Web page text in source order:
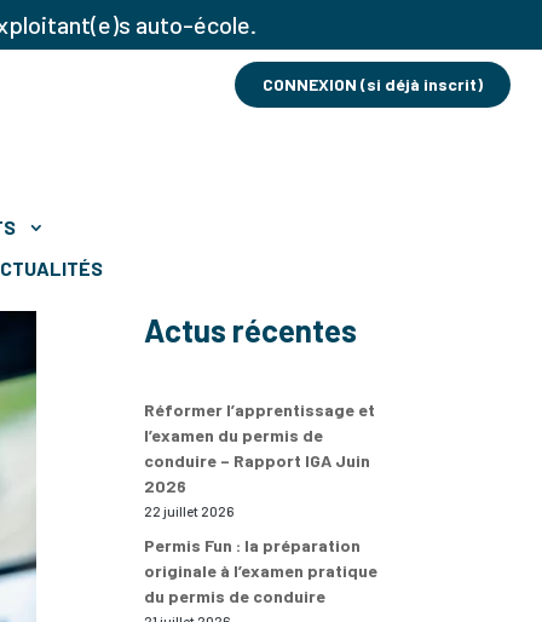
auto-école.
CONNEXION (si déjà inscrit)
Actus récentes
Réformer l’apprentissage et
l’examen du permis de
conduire – Rapport IGA Juin
2026
22 juillet 2026
Permis Fun : la préparation
originale à l’examen pratique
du permis de conduire